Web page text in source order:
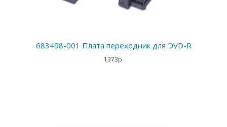
683498-001 Плата переходник для DVD-R
1373р.